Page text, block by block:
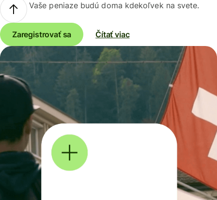
Vaše peniaze budú doma kdekoľvek na svete.
Zaregistrovať sa Čítať viac